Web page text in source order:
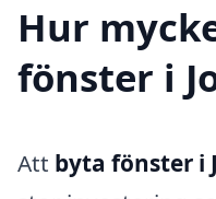
Hur
fönster i
Att byta fönster i